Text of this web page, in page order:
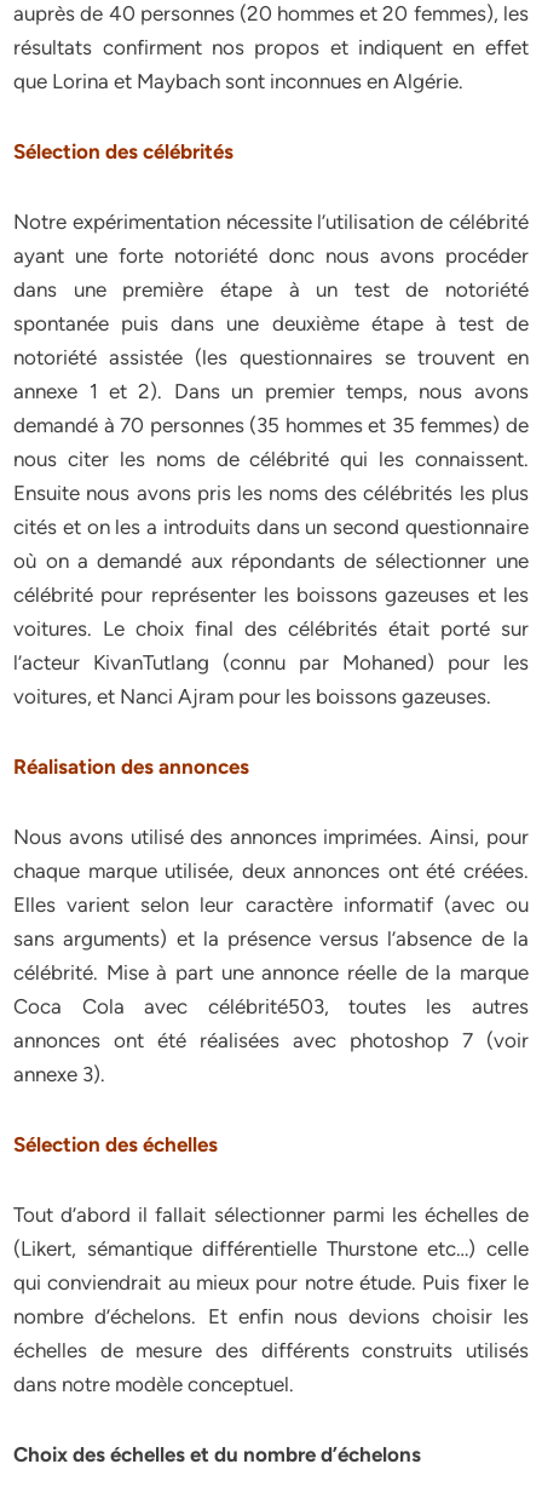
auprès de 40 personnes (20 hommes et 20 femmes), les
résultats confirment nos propos et indiquent en effet
que Lorina et Maybach sont inconnues en Algérie.
Sélection des célébrités
Notre expérimentation nécessite l’utilisation de célébrité
ayant une forte notoriété donc nous avons procéder
dans une première étape à un test de notoriété
spontanée puis dans une deuxième étape à test de
notoriété assistée (les questionnaires se trouvent en
annexe 1 et 2). Dans un premier temps, nous avons
demandé à 70 personnes (35 hommes et 35 femmes) de
nous citer les noms de célébrité qui les connaissent.
Ensuite nous avons pris les noms des célébrités les plus
cités et on les a introduits dans un second questionnaire
où on a demandé aux répondants de sélectionner une
célébrité pour représenter les boissons gazeuses et les
voitures. Le choix final des célébrités était porté sur
l’acteur KivanTutlang (connu par Mohaned) pour les
voitures, et Nanci Ajram pour les boissons gazeuses.
Réalisation des annonces
Nous avons utilisé des annonces imprimées. Ainsi, pour
chaque marque utilisée, deux annonces ont été créées.
Elles varient selon leur caractère informatif (avec ou
sans arguments) et la présence versus l’absence de la
célébrité. Mise à part une annonce réelle de la marque
Coca Cola avec célébrité503, toutes les autres
annonces ont été réalisées avec photoshop 7 (voir
annexe 3).
Sélection des échelles
Tout d’abord il fallait sélectionner parmi les échelles de
(Likert, sémantique différentielle Thurstone etc…) celle
qui conviendrait au mieux pour notre étude. Puis fixer le
nombre d’échelons. Et enfin nous devions choisir les
échelles de mesure des différents construits utilisés
dans notre modèle conceptuel.
Choix des échelles et du nombre d’échelons